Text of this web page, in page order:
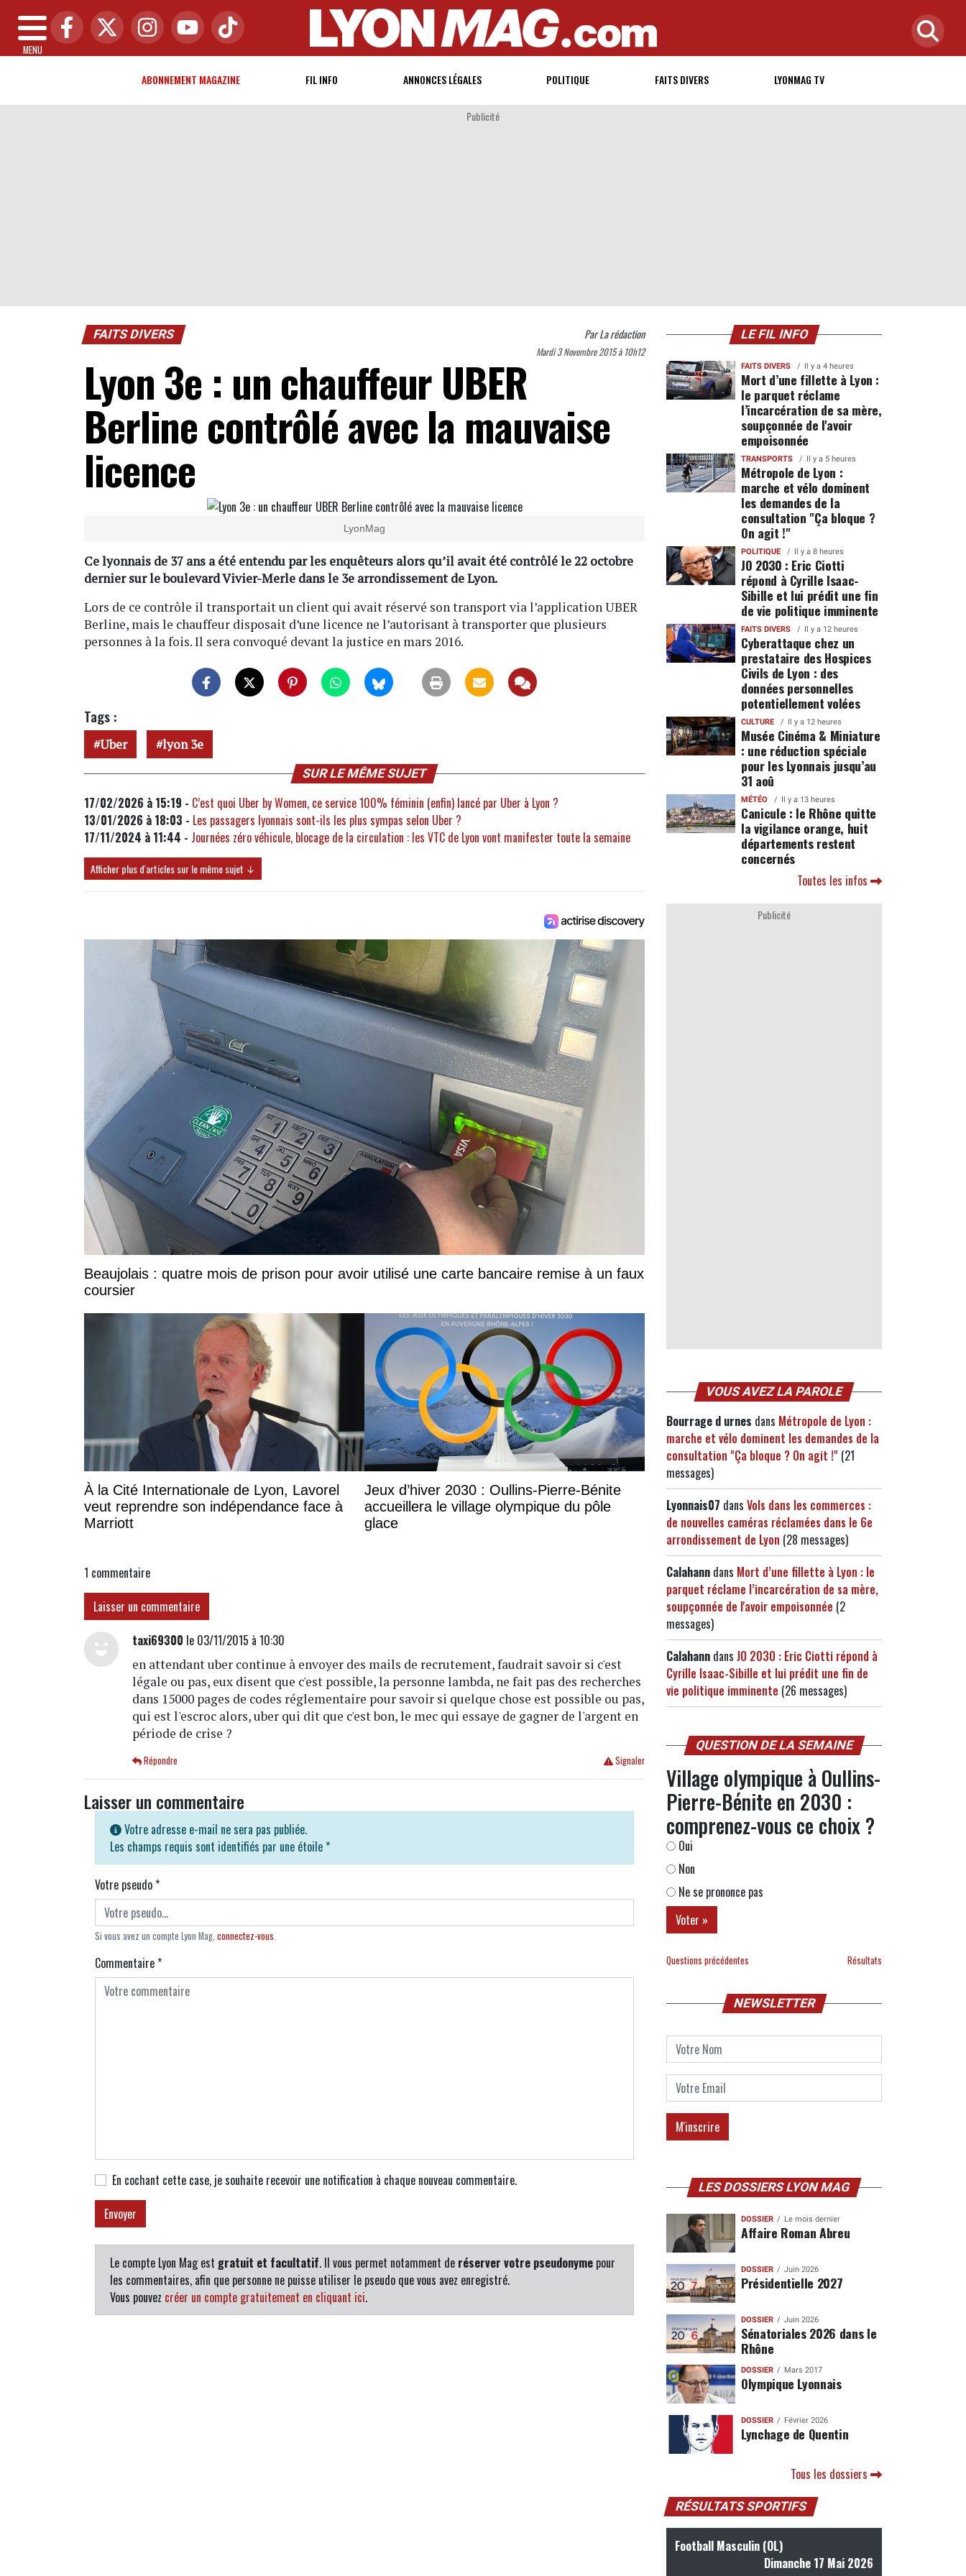
MENU
ABONNEMENT MAGAZINE FIL INFO ANNONCES LÉGALES POLITIQUE FAITS DIVERS LYONMAG TV
Publicité
FAITS DIVERS ParLa rédaction
Mardi 3 Novembre 2015 à 10h12
Lyon 3e : un chauffeur UBER
Berline contrôlé avec la mauvaise
licence
LyonMag
Ce lyonnais de 37 ans a été entendu par les enquêteurs alors qu’il avait été contrôlé le 22 octobre
dernier sur le boulevard Vivier-Merle dans le 3e arrondissement de Lyon.
Lors de ce contrôle il transportait un client qui avait réservé son transport via l’application UBER
Berline, mais le chauffeur disposait d’une licence ne l’autorisant à transporter que plusieurs
personnes à la fois. Il sera convoqué devant la justice en mars 2016.
Tags :
Uber lyon 3e
SUR LE MÊME SUJET
17/02/2026 à 15:19 - C’est quoi Uber by Women, ce service 100% féminin (enfin) lancé par Uber à Lyon ?
13/01/2026 à 18:03 - Les passagers lyonnais sont-ils les plus sympas selon Uber ?
17/11/2024 à 11:44 - Journées zéro véhicule, blocage de la circulation : les VTC de Lyon vont manifester toute la semaine
Afficher plus d'articles sur le même sujet ↓
Beaujolais : quatre mois de prison pour avoir utilisé une carte bancaire remise à un faux
coursier
À la Cité Internationale de Lyon, Lavorel
veut reprendre son indépendance face à
Marriott
Jeux d’hiver 2030 : Oullins-Pierre-Bénite
accueillera le village olympique du pôle
glace
1 commentaire
Laisser un commentaire
taxi69300 le 03/11/2015 à 10:30
en attendant uber continue à envoyer des mails de recrutement, faudrait savoir si c'est
légale ou pas, eux disent que c'est possible, la personne lambda, ne fait pas des recherches
dans 15000 pages de codes réglementaire pour savoir si quelque chose est possible ou pas,
qui est l'escroc alors, uber qui dit que c'est bon, le mec qui essaye de gagner de l'argent en
période de crise ?
Signaler
Répondre
Laisser un commentaire
Votre adresse e-mail ne sera pas publiée.
Les champs requis sont identifiés par une étoile *
Votre pseudo*
Si vous avez un compte Lyon Mag, connectez-vous.
Commentaire*
En cochant cette case, je souhaite recevoir une notification à chaque nouveau commentaire.
Le compte Lyon Mag est gratuit et facultatif. Il vous permet notamment de réserver votre pseudonyme pour
les commentaires, afin que personne ne puisse utiliser le pseudo que vous avez enregistré.
Vous pouvez créer un compte gratuitement en cliquant ici.
LE FIL INFO
FAITS DIVERS Il y a 4 heures
Mort d’une fillette à Lyon :
le parquet réclame
l’incarcération de sa mère,
soupçonnée de l'avoir
empoisonnée
TRANSPORTS Il y a 5 heures
Métropole de Lyon :
marche et vélo dominent
les demandes de la
consultation "Ça bloque ?
On agit !"
POLITIQUE Il y a 8 heures
JO 2030 : Eric Ciotti
répond à Cyrille Isaac-
Sibille et lui prédit une fin
de vie politique imminente
FAITS DIVERS Il y a 12 heures
Cyberattaque chez un
prestataire des Hospices
Civils de Lyon : des
données personnelles
potentiellement volées
CULTURE Il y a 12 heures
Musée Cinéma & Miniature
: une réduction spéciale
pour les Lyonnais jusqu’au
31 aoû
MÉTÉO Il y a 13 heures
Canicule : le Rhône quitte
la vigilance orange, huit
départements restent
concernés
Toutes les infos
Publicité
VOUS AVEZ LA PAROLE
Bourrage d urnes dans Métropole de Lyon :
marche et vélo dominent les demandes de la
consultation "Ça bloque ? On agit !" (21
messages)
Lyonnais07 dans Vols dans les commerces :
de nouvelles caméras réclamées dans le 6e
arrondissement de Lyon (28 messages)
Calahann dans Mort d’une fillette à Lyon : le
parquet réclame l’incarcération de sa mère,
soupçonnée de l'avoir empoisonnée (2
messages)
Calahann dans JO 2030 : Eric Ciotti répond à
Cyrille Isaac-Sibille et lui prédit une fin de
vie politique imminente (26 messages)
QUESTION DE LA SEMAINE
Village olympique à Oullins-
Pierre-Bénite en 2030 :
comprenez-vous ce choix ?
Oui
Non
Ne se prononce pas
Questions précédentes Résultats
NEWSLETTER
LES DOSSIERS LYON MAG
DOSSIER Le mois dernier
Affaire Roman Abreu
DOSSIER Juin 2026
Présidentielle 2027
DOSSIER Juin 2026
Sénatoriales 2026 dans le
Rhône
DOSSIER Mars 2017
Olympique Lyonnais
DOSSIER Février 2026
Lynchage de Quentin
Tous les dossiers
RÉSULTATS SPORTIFS
Football Masculin (OL)
Dimanche 17 Mai 2026